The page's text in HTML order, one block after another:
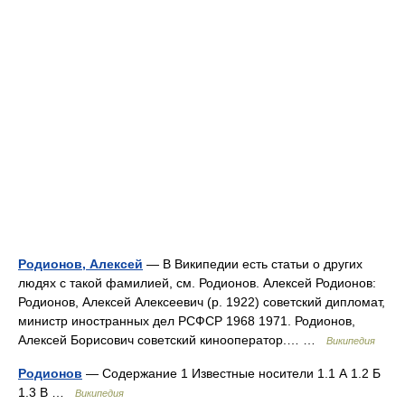
Родионов, Алексей — В Википедии есть статьи о других
людях с такой фамилией, см. Родионов. Алексей Родионов:
Родионов, Алексей Алексеевич (р. 1922) советский дипломат,
министр иностранных дел РСФСР 1968 1971. Родионов,
Алексей Борисович советский кинооператор.… …
Википедия
Родионов — Содержание 1 Известные носители 1.1 А 1.2 Б
1.3 В …
Википедия